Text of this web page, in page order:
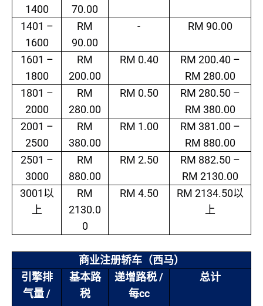
1400
70.00
1401 –
1600
RM
90.00
- RM 90.00
1601 –
1800
RM
200.00
RM 0.40
RM 200.40 –
RM 280.00
1801 –
2000
RM
280.00
RM 0.50
RM 280.50 –
RM 380.00
2001 –
2500
RM
380.00
RM 1.00
RM 381.00 –
RM 880.00
2501 –
3000
RM
880.00
RM 2.50
RM 882.50 –
RM 2130.00
3001 以
上
RM
2130.0
0
RM 4.50 RM 2134.50以
上
商业注册轿车（西马）
引擎排
气量 /
基本路
税
递增路税 /
每cc
总计